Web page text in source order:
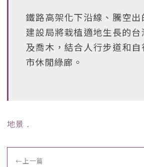
鐵路高架化下沿線、騰空
建設局將栽植適地生長的
及喬木，結合人行步道和
市休閒綠廊。
地景 ﹒
←上一篇